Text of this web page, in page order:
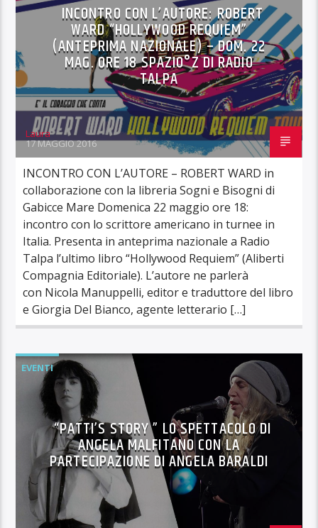
INCONTRO CON L’AUTORE: ROBERT
WARD “HOLLYWOOD REQUIEM”
(ANTEPRIMA NAZIONALE) – DOM. 22
MAG. ORE 18 SPAZIO°Z DI RADIO
TALPA
Laura
17 MAGGIO 2016
INCONTRO CON L’AUTORE – ROBERT WARD in
collaborazione con la libreria Sogni e Bisogni di
Gabicce Mare Domenica 22 maggio ore 18:
incontro con lo scrittore americano in turnee in
Italia. Presenta in anteprima nazionale a Radio
Talpa l’ultimo libro “Hollywood Requiem” (Aliberti
Compagnia Editoriale). L’autore ne parlerà
con Nicola Manuppelli, editor e traduttore del libro
e Giorgia Del Bianco, agente letterario […]
EVENTI
“PATTI’S STORY ” LO SPETTACOLO DI
ANGELA MALFITANO CON LA
PARTECIPAZIONE DI ANGELA BARALDI